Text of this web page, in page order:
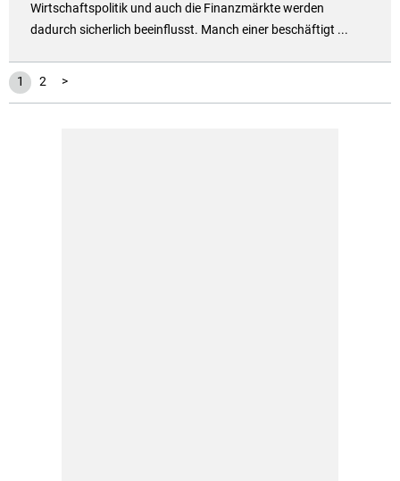
Wirtschaftspolitik und auch die Finanzmärkte werden
dadurch sicherlich beeinflusst. Manch einer beschäftigt ...
1 2 >